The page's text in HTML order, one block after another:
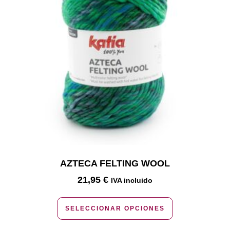
AZTECA FELTING WOOL
21,95 € IVA incluido
SELECCIONAR OPCIONES